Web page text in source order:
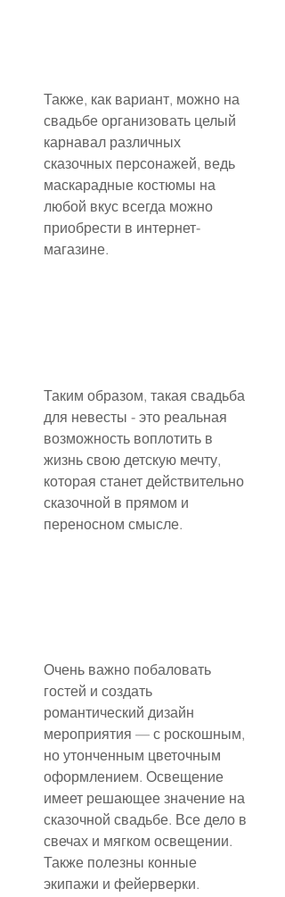
Также, как вариант, можно на
свадьбе организовать целый
карнавал различных
сказочных персонажей, ведь
маскарадные костюмы на
любой вкус всегда можно
приобрести в интернет-
магазине.
Таким образом, такая свадьба
для невесты - это реальная
возможность воплотить в
жизнь свою детскую мечту,
которая станет действительно
сказочной в прямом и
переносном смысле.
Очень важно побаловать
гостей и создать
романтический дизайн
мероприятия — с роскошным,
но утонченным цветочным
оформлением. Освещение
имеет решающее значение на
сказочной свадьбе. Все дело в
свечах и мягком освещении.
Также полезны конные
экипажи и фейерверки.